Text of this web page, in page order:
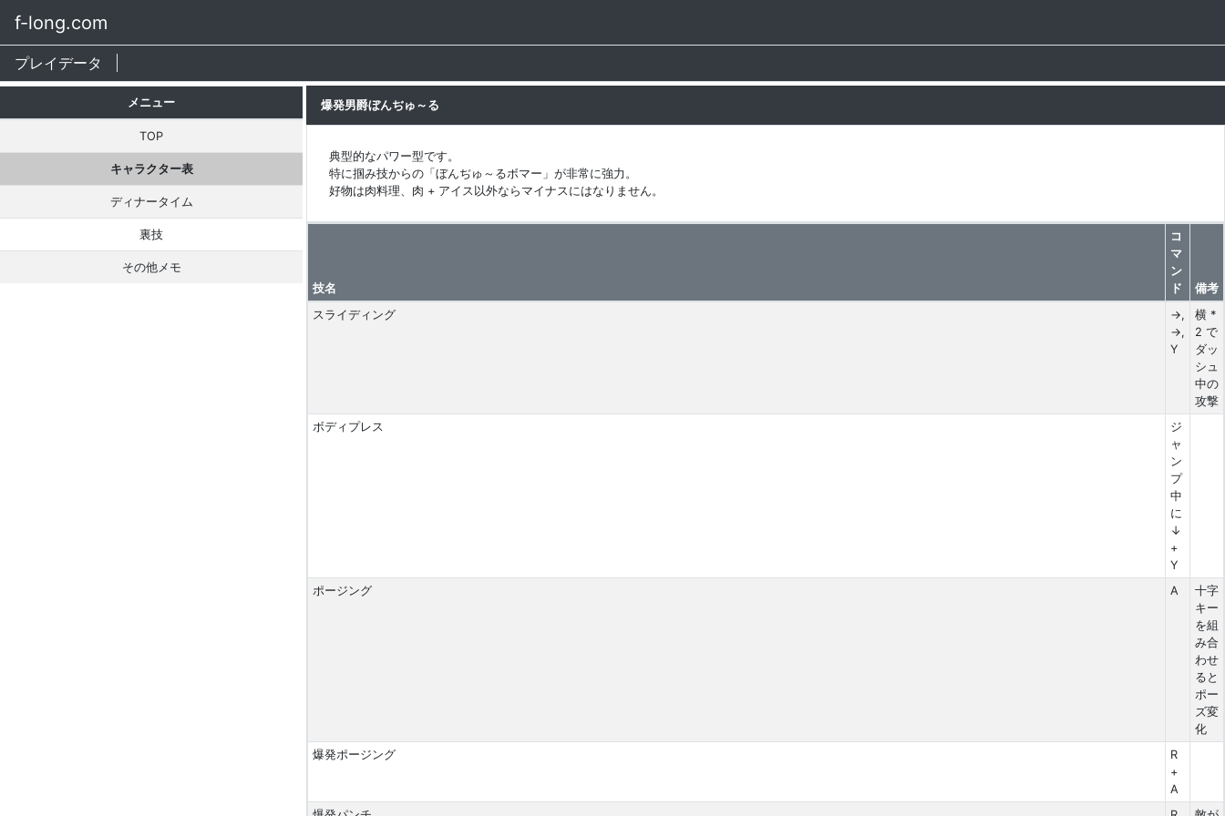
f-long.com
プレイデータ
メニュー
TOP
キャラクター表
ディナータイム
裏技
その他メモ
爆発男爵ぼんぢゅ～る
典型的なパワー型です。
特に掴み技からの「ぼんぢゅ～るボマー」が非常に強力。
好物は肉料理、肉 + アイス以外ならマイナスにはなりません。
技名
コ
マ
ン
ド
備考
スライディング
→,
→,
Y
横 *
2 で
ダッ
シュ
中の
攻撃
ボディプレス
ジ
ャ
ン
プ
中
に
↓
+
Y
ポージング
A
十字
キー
を組
み合
わせ
ると
ポー
ズ変
化
爆発ポージング
R
+
A